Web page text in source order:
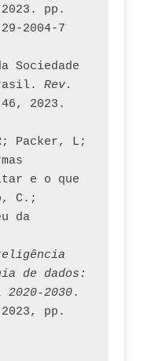
pp.
2004-7
Sociedade
Rev.
Packer, L;
e o que
C.;
da
de dados:
2030.
pp.